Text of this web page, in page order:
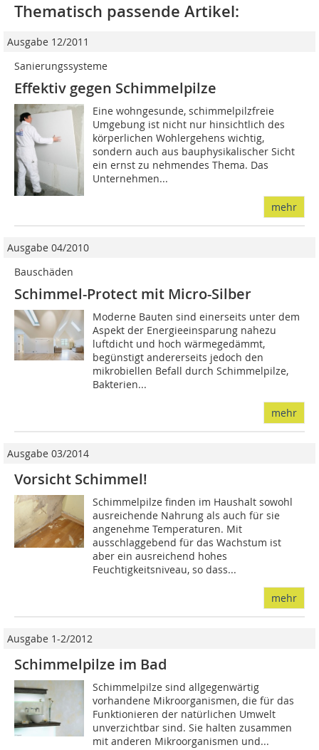
Thematisch passende Artikel:
Ausgabe 12/2011
Sanierungssysteme
Effektiv gegen Schimmelpilze
Eine wohngesunde, schimmelpilzfreie
Umgebung ist nicht nur hinsichtlich des
körperlichen Wohlergehens wichtig,
sondern auch aus bauphysikalischer Sicht
ein ernst zu nehmendes Thema. Das
Unternehmen...
mehr
Ausgabe 04/2010
Bauschäden
Schimmel-Protect mit Micro-Silber
Moderne Bauten sind einerseits unter dem
Aspekt der Energieeinsparung nahezu
luftdicht und hoch wärmegedämmt,
begünstigt andererseits jedoch den
mikrobiellen Befall durch Schimmelpilze,
Bakterien...
mehr
Ausgabe 03/2014
Vorsicht Schimmel!
Schimmelpilze finden im Haushalt sowohl
ausreichende Nahrung als auch für sie
angenehme Temperaturen. Mit
ausschlaggebend für das Wachstum ist
aber ein ausreichend hohes
Feuchtigkeitsniveau, so dass...
mehr
Ausgabe 1-2/2012
Schimmelpilze im Bad
Schimmelpilze sind allgegenwärtig
vorhandene Mikroorganismen, die für das
Funktionieren der natürlichen Umwelt
unverzichtbar sind. Sie halten zusammen
mit anderen Mikroorganismen und...